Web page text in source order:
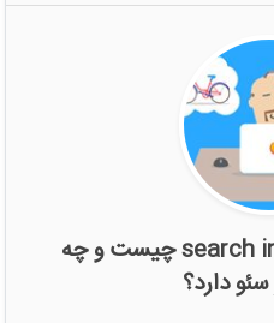
هدف جستجو یا search intent چیست و چه
دارد؟